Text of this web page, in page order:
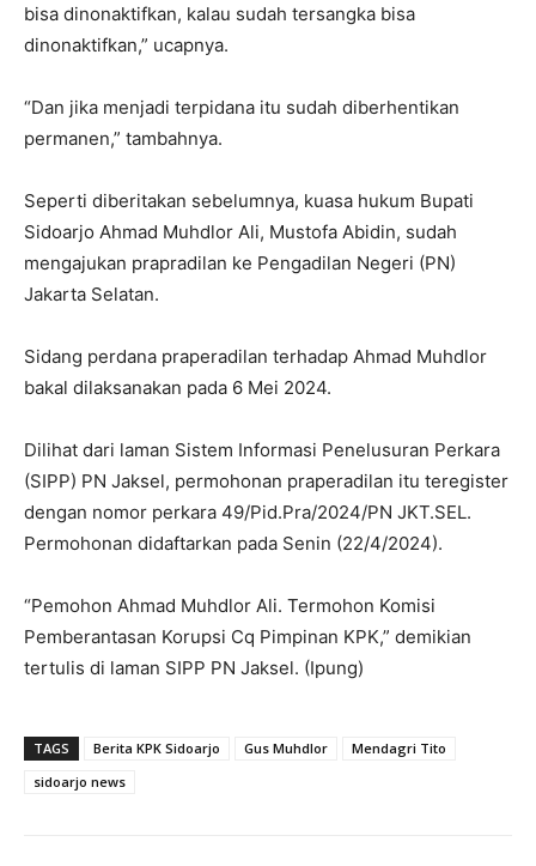
bisa dinonaktifkan, kalau sudah tersangka bisa
dinonaktifkan,” ucapnya.
“Dan jika menjadi terpidana itu sudah diberhentikan
permanen,” tambahnya.
Seperti diberitakan sebelumnya, kuasa hukum Bupati
Sidoarjo Ahmad Muhdlor Ali, Mustofa Abidin, sudah
mengajukan prapradilan ke Pengadilan Negeri (PN)
Jakarta Selatan.
Sidang perdana praperadilan terhadap Ahmad Muhdlor
bakal dilaksanakan pada 6 Mei 2024.
Dilihat dari laman Sistem Informasi Penelusuran Perkara
(SIPP) PN Jaksel, permohonan praperadilan itu teregister
dengan nomor perkara 49/Pid.Pra/2024/PN JKT.SEL.
Permohonan didaftarkan pada Senin (22/4/2024).
“Pemohon Ahmad Muhdlor Ali. Termohon Komisi
Pemberantasan Korupsi Cq Pimpinan KPK,” demikian
tertulis di laman SIPP PN Jaksel. (Ipung)
TAGS Berita KPK Sidoarjo Gus Muhdlor
Mendagri Tito
sidoarjo news